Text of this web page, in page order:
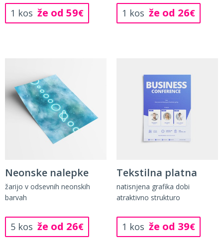
1 kos že od 59€ 1 kos že od 26€
Neonske nalepke
žarijo v odsevnih neonskih
barvah
5 kos že od 26€
Tekstilna platna
natisnjena grafika dobi
atraktivno strukturo
1 kos že od 39€